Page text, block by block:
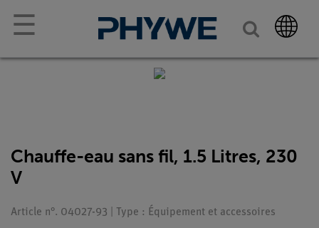
☰
Chauffe-eau sans fil, 1.5 Litres, 230
V
Article n°. 04027-93 | Type : Équipement et accessoires